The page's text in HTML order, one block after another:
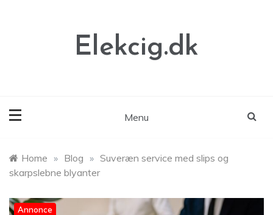
Elekcig.dk
Menu
Home » Blog » Suveræn service med slips og
skarpslebne blyanter
Annonce